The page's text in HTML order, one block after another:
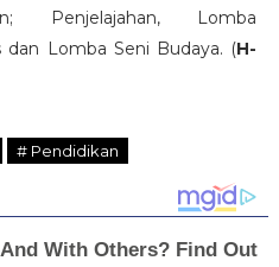
Penjelajahan, Lomba
dan Lomba Seni Budaya. (H-
# Pendidikan